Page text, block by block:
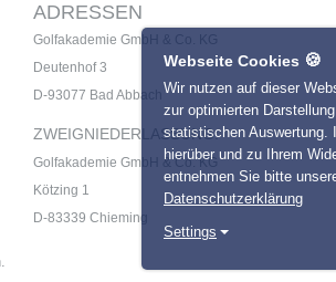
ADRESSEN
Golfakademie GmbH & Co. KG
Deutenhof 3
D-93077 Bad Abbach
ZWEIGNIEDERLASSUNG:
Golfakademie GmbH & Co. KG
Kötzing 1
D-83339 Chieming
Webseite Cookies 🍪
Wir nutzen auf dieser
zur optimierten
statistischen Auswertung.
hierüber und zu Ihrem
entnehmen Sie bitte
Datenschutzerklärung
Settings